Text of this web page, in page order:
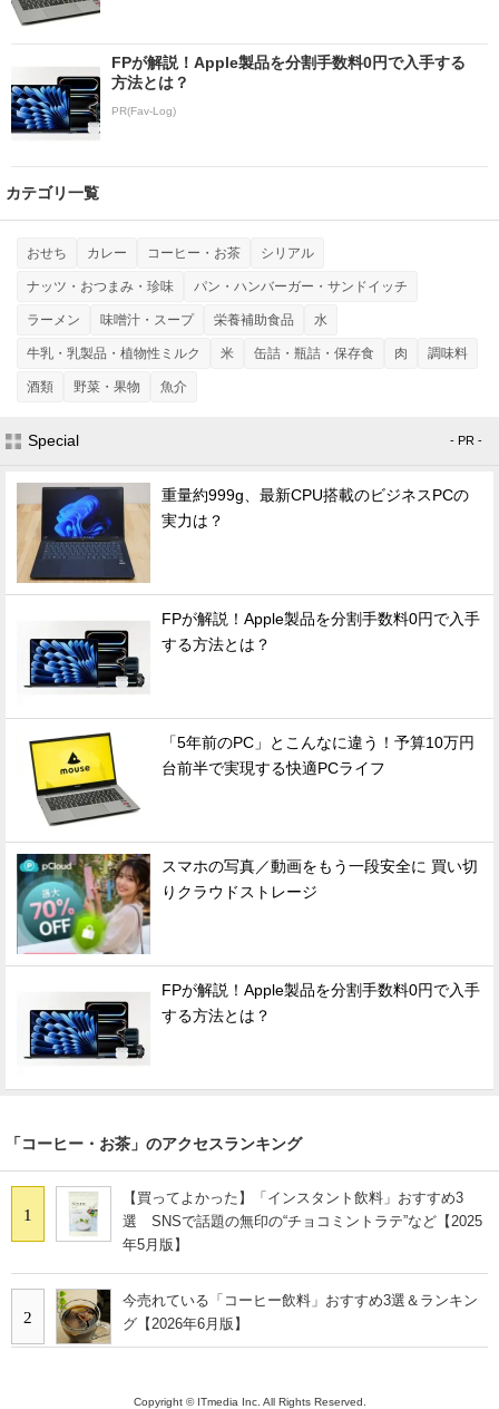
FPが解説！Apple製品を分割手数料0円で入手する
方法とは？
PR(Fav-Log)
カテゴリ一覧
おせち カレー コーヒー・お茶 シリアル
ナッツ・おつまみ・珍味 パン・ハンバーガー・サンドイッチ
ラーメン 味噌汁・スープ 栄養補助食品 水
牛乳・乳製品・植物性ミルク 米 缶詰・瓶詰・保存食 肉 調味料
酒類 野菜・果物 魚介
Special - PR -
重量約999g、最新CPU搭載のビジネスPCの
実力は？
FPが解説！Apple製品を分割手数料0円で入手
する方法とは？
「5年前のPC」とこんなに違う！予算10万円
台前半で実現する快適PCライフ
スマホの写真／動画をもう一段安全に 買い切
りクラウドストレージ
FPが解説！Apple製品を分割手数料0円で入手
する方法とは？
「コーヒー・お茶」のアクセスランキング
1
【買ってよかった】「インスタント飲料」おすすめ3
選 SNSで話題の無印の“チョコミントラテ”など【2025
年5月版】
2
今売れている「コーヒー飲料」おすすめ3選＆ランキン
グ【2026年6月版】
Copyright © ITmedia Inc. All Rights Reserved.